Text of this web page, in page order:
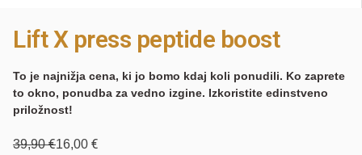
Lift X press peptide boost
To je najnižja cena, ki jo bomo kdaj koli ponudili. Ko zaprete
to okno, ponudba za vedno izgine. Izkoristite edinstveno
priložnost!
39,90€16,00 €